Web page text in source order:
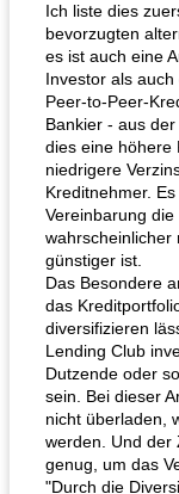
Ich liste dies
bevorzugten
es ist auch eine
Investor als
Peer-to-Peer-
Bankier - aus
dies eine höhere
niedrigere
Kreditnehmer.
Vereinbarung
wahrscheinlicher
günstiger ist.
Das Besondere
das
diversifizieren
Lending Club
Dutzende oder
sein. Bei dieser
nicht überladen,
werden. Und der
genug, um das
"Durch die